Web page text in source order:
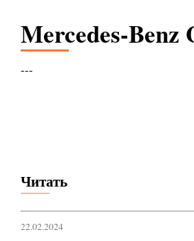
Mercedes-Benz
---
Читать
22.02.2024